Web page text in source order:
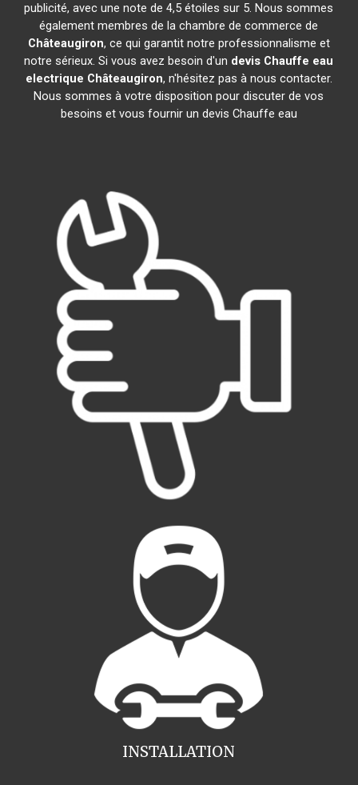
publicité, avec une note de 4,5 étoiles sur 5. Nous sommes
également membres de la chambre de commerce de
Châteaugiron, ce qui garantit notre professionnalisme et
notre sérieux. Si vous avez besoin d'un devis Chauffe eau
electrique Châteaugiron, n'hésitez pas à nous contacter.
Nous sommes à votre disposition pour discuter de vos
besoins et vous fournir un devis Chauffe eau
INSTALLATION